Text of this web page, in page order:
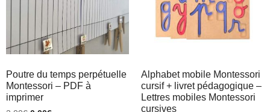
Poutre du temps perpétuelle
Montessori – PDF à
imprimer
Alphabet mobile Montessori
cursif + livret pédagogique –
Lettres mobiles Montessori
cursives